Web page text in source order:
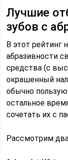
Лучшие
зубов с
В этот рейтинг
абразивности
средства (с
окрашенный
обычно
остальное
сочетать их с
Рассмотрим